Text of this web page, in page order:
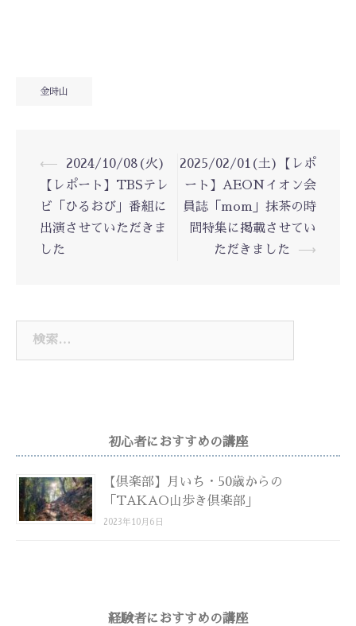
金時山
投
稿
ナ
ビ
ゲ
ー
⟵
2024/10/08(火)
【レポート】TBSテレ
ビ「ひるおび」番組に
出演させていただきま
した
2025/02/01(土)【レポ
ート】AEONイオン会
員誌「mom」抹茶の時
間特集に掲載させてい
ただきました
⟶
初心者におすすめの講座
【倶楽部】月いち・50歳からの
「TAKAO山歩き倶楽部」
2023年10月6日
経験者におすすめの講座